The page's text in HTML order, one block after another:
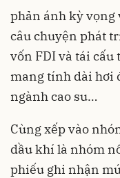
phản ánh kỳ vọng
câu chuyện phát
vốn FDI và tái
mang tính dài hơi
ngành cao su…
Cùng xếp vào
dầu khí là nhóm
phiếu ghi nhận